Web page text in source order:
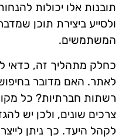
תובנות אלו יכולות
ולסייע ביצירת תוכן
המשתמשים.
כחלק מתהליך זה, כדאי
לאתר. האם מדובר
רשתות חברתיות? כל
צרכים שונים, ולכן יש
לקהל היעד. כך ניתן